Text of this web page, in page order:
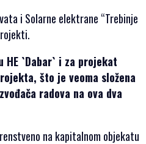
i Solarne elektrane “Trebinje
HE `Dabar` i za projekat
što je veoma složena
radova na ova dva
na kapitalnom objekatu